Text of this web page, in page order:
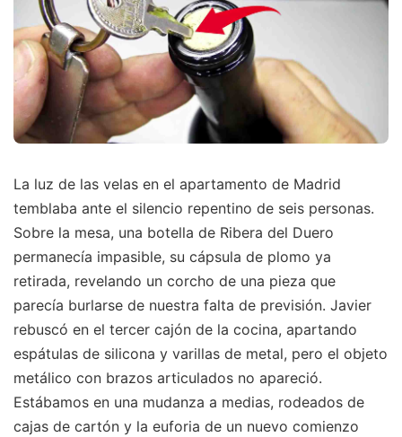
La luz de las velas en el apartamento de Madrid
temblaba ante el silencio repentino de seis personas.
Sobre la mesa, una botella de Ribera del Duero
permanecía impasible, su cápsula de plomo ya
retirada, revelando un corcho de una pieza que
parecía burlarse de nuestra falta de previsión. Javier
rebuscó en el tercer cajón de la cocina, apartando
espátulas de silicona y varillas de metal, pero el objeto
metálico con brazos articulados no apareció.
Estábamos en una mudanza a medias, rodeados de
cajas de cartón y la euforia de un nuevo comienzo